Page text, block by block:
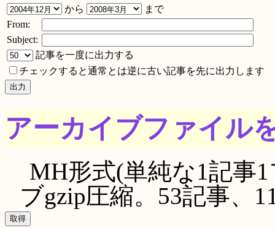
から
まで
From:
Subject:
記事を一度に出力する
チェックすると通常とは逆に古い記事を先に出力します
アーカイブファイル
MH形式(単純な1記事
ブgzip圧縮。53記事、